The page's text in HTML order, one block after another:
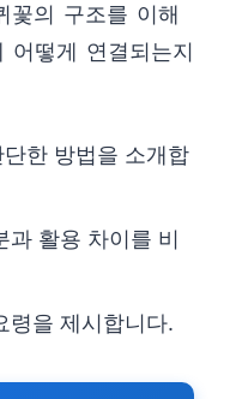
꽃의 구조를 이해
떻게 연결되는지
한 방법을 소개합
과 활용 차이를 비
령을 제시합니다.